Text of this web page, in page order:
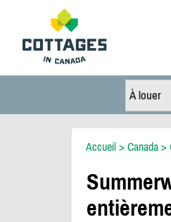
À louer
Accueil > Canada >